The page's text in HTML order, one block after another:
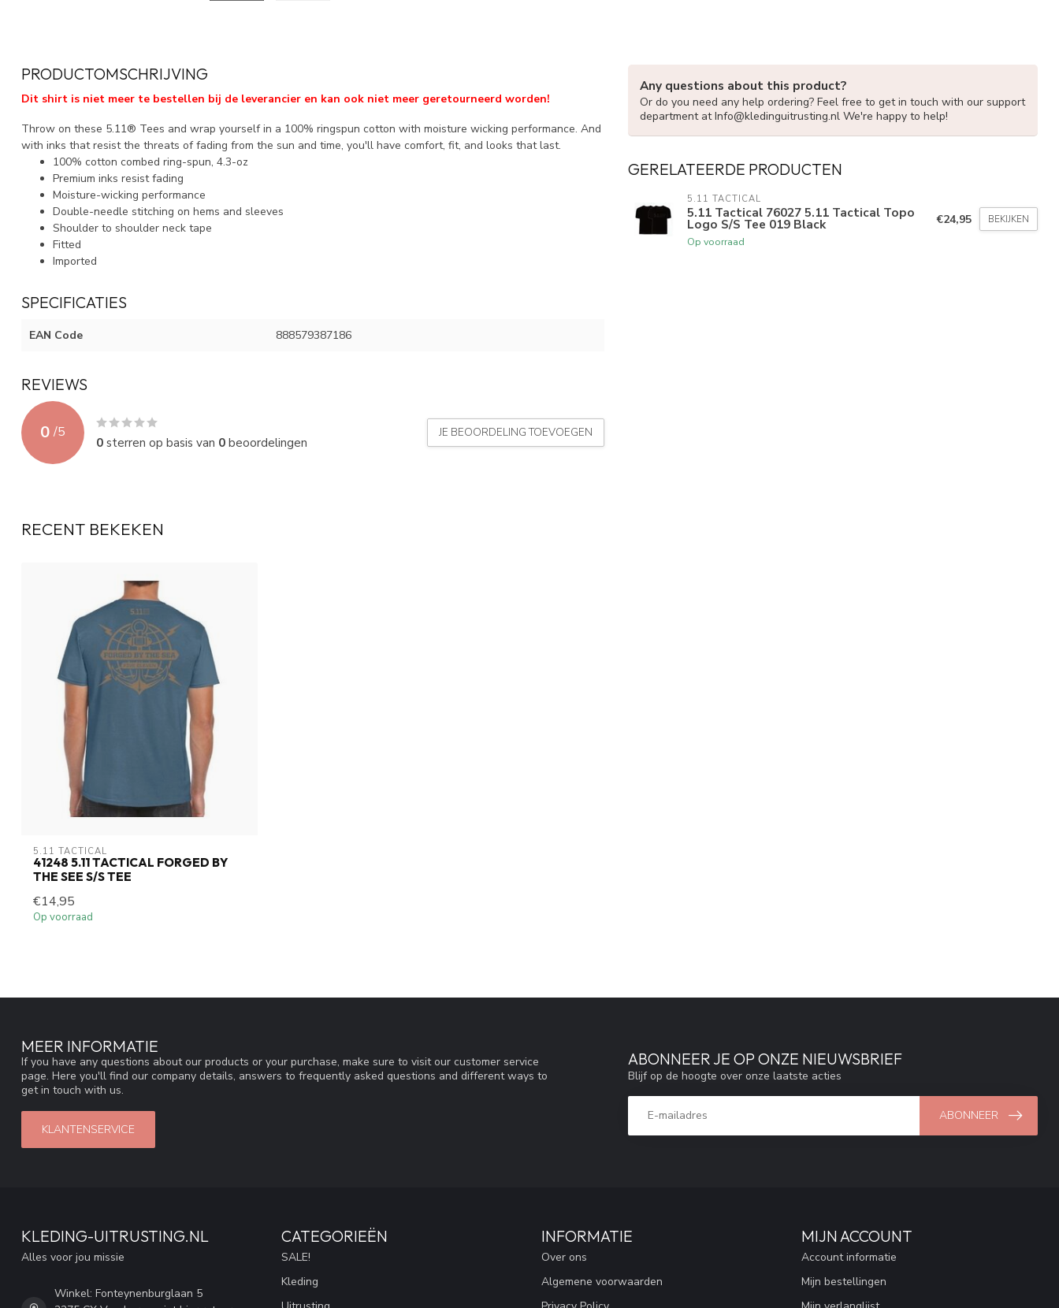
PRODUCTOMSCHRIJVING
Dit shirt is niet meer te bestellen bij de leverancier en kan ook niet meer geretourneerd worden!
Throw on these 5.11® Tees and wrap yourself in a 100% ringspun cotton with moisture wicking performance. And
with inks that resist the threats of fading from the sun and time, you'll have comfort, fit, and looks that last.
100% cotton combed ring-spun, 4.3-oz
Premium inks resist fading
Moisture-wicking performance
Double-needle stitching on hems and sleeves
Shoulder to shoulder neck tape
Fitted
Imported
SPECIFICATIES
EAN Code 888579387186
REVIEWS
0 /5
0sterren op basis van 0beoordelingen
JE BEOORDELING TOEVOEGEN
Any questions about this product?
Or do you need any help ordering? Feel free to get in touch with our support
department atInfo@kledinguitrusting.nl We're happy to help!
GERELATEERDE PRODUCTEN
5.11 TACTICAL
5.11 Tactical 76027 5.11 Tactical Topo
Logo S/S Tee 019 Black
Op voorraad
€24,95 BEKIJKEN
RECENT BEKEKEN
5.11 TACTICAL
41248 5.11 TACTICAL FORGED BY
THE SEE S/S TEE
€14,95
Op voorraad
MEER INFORMATIE
If you have any questions about our products or your purchase, make sure to visit our customer service
page. Here you'll find our company details, answers to frequently asked questions and different ways to
get in touch with us.
KLANTENSERVICE
ABONNEER JE OP ONZE NIEUWSBRIEF
Blijf op de hoogte over onze laatste acties
ABONNEER
KLEDING-UITRUSTING.NL
Alles voor jou missie
Winkel: Fonteynenburglaan 5
CATEGORIEËN
SALE!
Kleding
INFORMATIE
Over ons
Algemene voorwaarden
MIJN ACCOUNT
Account informatie
Mijn bestellingen